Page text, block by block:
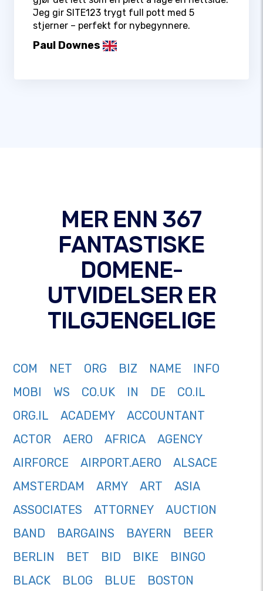
Jeg gir SITE123 trygt full pott med 5
stjerner – perfekt for nybegynnere.
Paul Downes
MER ENN 367
FANTASTISKE
DOMENE-
UTVIDELSER ER
TILGJENGELIGE
COM NET ORG BIZ NAME
INFO
MOBI
WS CO.UK IN DE
CO.IL
ORG.IL
ACADEMY
ACCOUNTANT
ACTOR
AERO AFRICA
AGENCY
AIRFORCE
AIRPORT.AERO
ALSACE
AMSTERDAM
ARMY ART
ASIA
ASSOCIATES
ATTORNEY
AUCTION
BAND
BARGAINS BAYERN
BEER
BERLIN
BET BID BIKE
BINGO
BLACK
BLOG BLUE
BOSTON